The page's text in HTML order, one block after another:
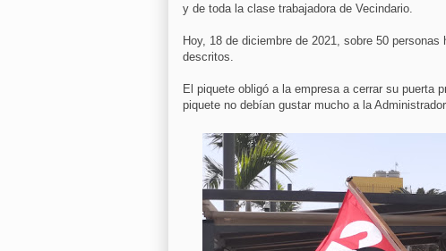
y de toda la clase trabajadora de Vecindario.
Hoy, 18 de diciembre de 2021, sobre 50
descritos.
El piquete obligó a la empresa a cerrar su puerta
piquete no debían gustar mucho a la